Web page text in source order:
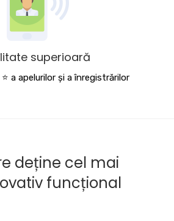
superioară
a apelurilor și a înregistrărilor
deține cel mai
funcțional